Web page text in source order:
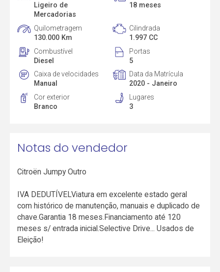
Ligeiro de
Mercadorias
18 meses
Quilometragem
130.000 Km
Cilindrada
1.997 CC
Combustível
Diesel
Portas
5
Caixa de velocidades
Manual
Data da Matrícula
2020 - Janeiro
Cor exterior
Branco
Lugares
3
Notas do vendedor
Citroën Jumpy Outro
IVA DEDUTÍVELViatura em excelente estado geral
com histórico de manutenção, manuais e duplicado de
chave.Garantia 18 meses.Financiamento até 120
meses s/ entrada inicial.Selective Drive... Usados de
Eleição!